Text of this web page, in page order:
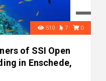
510 7 0
of SSI Open
in Enschede,